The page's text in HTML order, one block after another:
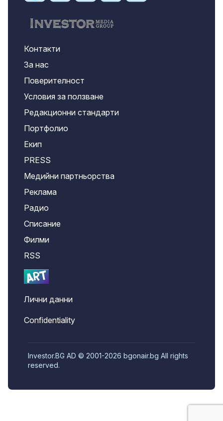
Контакти
За нас
Поверителност
Условия за ползване
Редакционни стандарти
Портфолио
Екип
PRESS
Медийни партньорства
Реклама
Радио
Списание
Филми
RSS
Лични данни
Confidentiality
Investor.BG AD © 2001-2026 bgonair.bg All rights
reserved.